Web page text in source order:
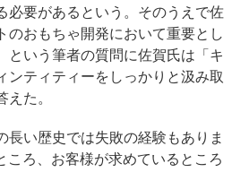
必要があるという。そのうえで佐
のおもちゃ開発において重要とし
いう筆者の質問に佐賀氏は「キ
ンティティーをしっかりと汲み取
えた。
い歴史では失敗の経験もありま
ころ、お客様が求めているところ